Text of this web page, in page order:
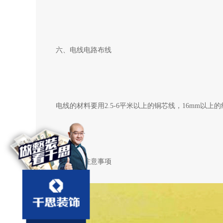
六、电线电路布线
电线的材料要用2.5-6平米以上的铜芯线，16mm以上的
水电验收注意事项